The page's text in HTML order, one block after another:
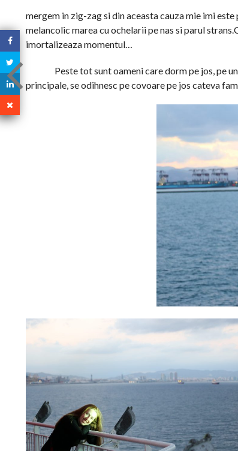
mergem in zig-zag si din aceasta cauza mie imi
melancolic marea cu ochelarii pe nas si parul
imortalizeaza momentul…
Peste tot sunt oameni care dorm pe jos, pe
principale, se odihnesc pe covoare pe jos cateva